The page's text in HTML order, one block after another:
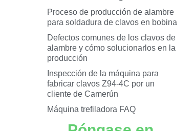
Proceso de producción de alambre
para soldadura de clavos en bobina
Defectos comunes de los clavos de
alambre y cómo solucionarlos en la
producción
Inspección de la máquina para
fabricar clavos Z94-4C por un
cliente de Camerún
Máquina trefiladora FAQ